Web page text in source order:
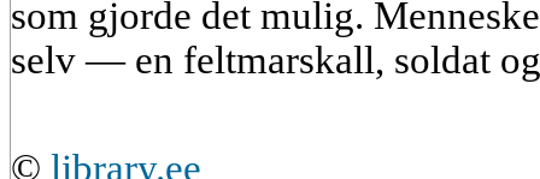
som gjorde det mulig.
selv — en feltmarskall, soldat
© library.ee